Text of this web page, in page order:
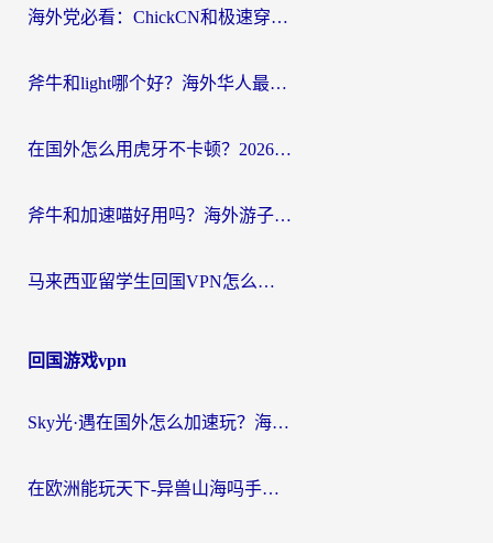
海外党必看：ChickCN和极速穿梭VPN好用吗？3招教你选对回国加速器无缝刷国内资源
斧牛和light哪个好？海外华人最关心的回国加速器选择难题，一篇讲透
在国外怎么用虎牙不卡顿？2026海外华人亲测有效的回国加速器选择指南
斧牛和加速喵好用吗？海外游子的真实选择困境
马来西亚留学生回国VPN怎么选？3个避坑点+1款实测好用的加速器推荐
回国游戏vpn
Sky光·遇在国外怎么加速玩？海外党亲测有效的国服游戏加速指南
在欧洲能玩天下-异兽山海吗手游？海外玩家的加速器生存指南